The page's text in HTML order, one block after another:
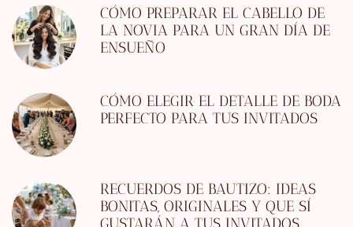
CÓMO PREPARAR EL CABELLO DE
LA NOVIA PARA UN GRAN DÍA DE
ENSUEÑO
CÓMO ELEGIR EL DETALLE DE BODA
PERFECTO PARA TUS INVITADOS
RECUERDOS DE BAUTIZO: IDEAS
BONITAS, ORIGINALES Y QUE SÍ
GUSTARÁN A TUS INVITADOS